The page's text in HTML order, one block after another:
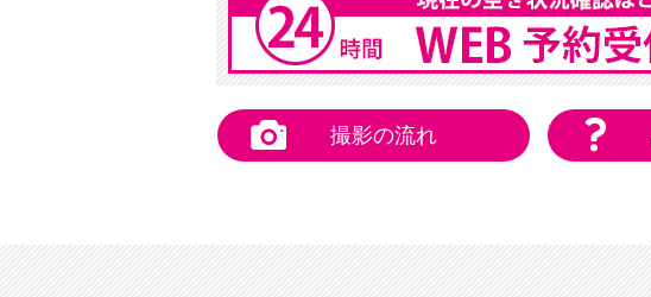
撮影の流れ